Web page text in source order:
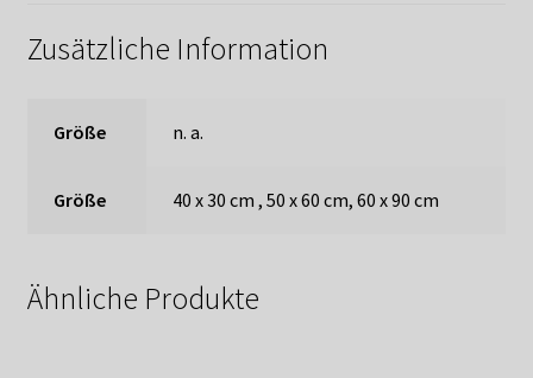
Zusätzliche Information
Größe n. a.
Größe 40 x 30 cm , 50 x 60 cm, 60 x 90 cm
Ähnliche Produkte